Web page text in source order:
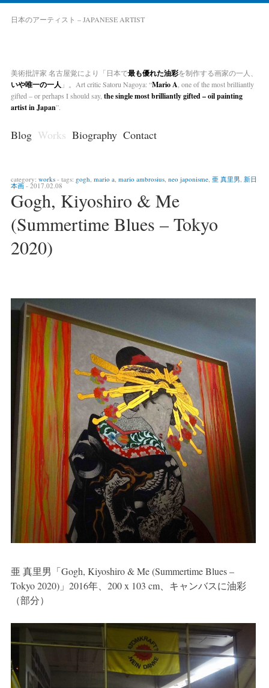
日本のアーティスト – JAPANESE ARTIST
美術批評家 名古屋覚により「日本で最も優れた油彩を制作する画家の一人、
いや唯一の一人 」。Art critic Satoru Nagoya: “Mario A , one of the most brilliantly
gifted – or perhaps I should say, the single most brilliantly gifted – oil painting
artist in Japan”.
Blog Works Biography Contact
category: works - tags: gogh mario a mario ambrosius neo japonisme 亜 真里男 新日
本画- 2017.02.08
Gogh, Kiyoshiro & Me
(Summertime Blues – Tokyo
2020)
亜 真里男「Gogh, Kiyoshiro & Me (Summertime Blues –
Tokyo 2020)」2016年、200 x 103 cm、キャンバスに油彩
（部分）